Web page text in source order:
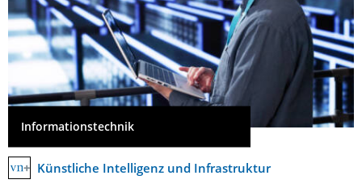
Informationstechnik
Künstliche Intelligenz und Infrastruktur